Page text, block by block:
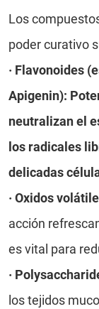
Los
poder curativo
· Flavonoides
Apigenin):
neutralizan el
los radicales
delicadas
· Oxidos
acción
es vital para
·
los tejidos